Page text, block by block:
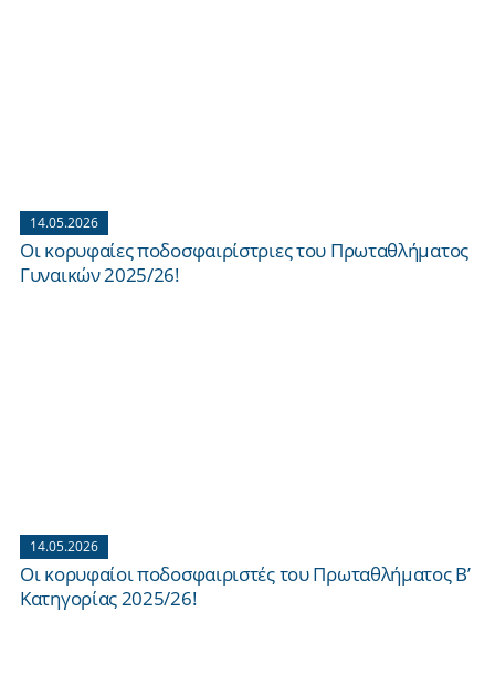
14.05.2026
Οι κορυφαίες ποδοσφαιρίστριες του Πρωταθλήματος
Γυναικών 2025/26!
14.05.2026
Οι κορυφαίοι ποδοσφαιριστές του Πρωταθλήματος Β’
Κατηγορίας 2025/26!